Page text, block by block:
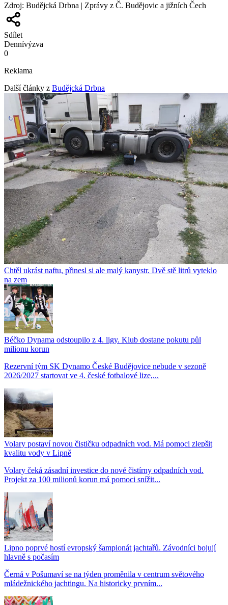
Zdroj: Budějcká Drbna | Zprávy z Č. Budějovic a jižních Čech
Sdílet
Dennívýzva
0
Reklama
Další články z Budějcká Drbna
Chtěl ukrást naftu, přinesl si ale malý kanystr. Dvě stě litrů vyteklo
na zem
Béčko Dynama odstoupilo z 4. ligy. Klub dostane pokutu půl
milionu korun
Rezervní tým SK Dynamo České Budějovice nebude v sezoně
2026/2027 startovat ve 4. české fotbalové lize,...
Volary postaví novou čističku odpadních vod. Má pomoci zlepšit
kvalitu vody v Lipně
Volary čeká zásadní investice do nové čistírny odpadních vod.
Projekt za 100 milionů korun má pomoci snížit...
Lipno poprvé hostí evropský šampionát jachtařů. Závodníci bojují
hlavně s počasím
Černá v Pošumaví se na týden proměnila v centrum světového
mládežnického jachtingu. Na historicky prvním...